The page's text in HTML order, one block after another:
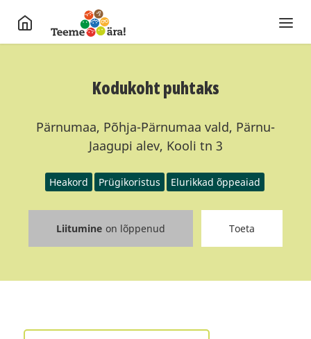
Kodukoht puhtaks
Pärnumaa, Põhja-Pärnumaa vald, Pärnu-
Jaagupi alev, Kooli tn 3
Heakord Prügikoristus Elurikkad õppeaiad
Liitumine on lõppenud Toeta